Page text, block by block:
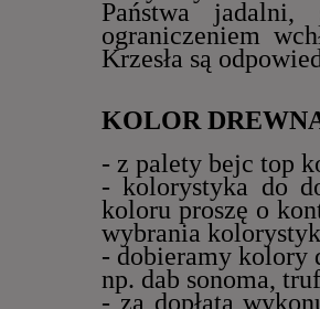
Państwa
ograniczeniem
Krzesła są
KOLOR
- z palety bejc top
- kolorystyka do
koloru proszę o
wybrania
- dobieramy kolory
np. dab sonoma,
- za dopłatą